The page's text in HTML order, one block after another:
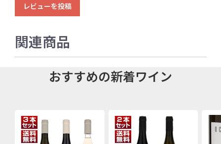
レビューを投稿
関連商品
おすすめの新着ワイン